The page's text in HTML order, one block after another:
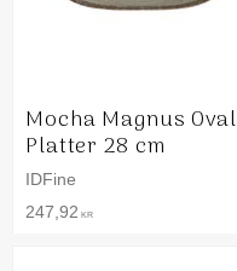
Mocha Magnus Oval
Platter 28 cm
IDFine
247,92 KR